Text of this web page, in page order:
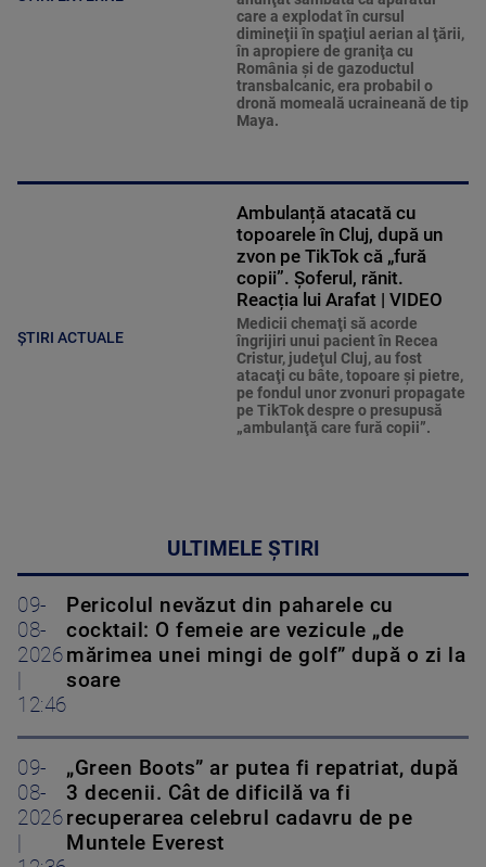
care a explodat în cursul
dimineţii în spaţiul aerian al ţării,
în apropiere de graniţa cu
România şi de gazoductul
transbalcanic, era probabil o
dronă momeală ucraineană de tip
Maya.
ȘTIRI ACTUALE
Ambulanță atacată cu
topoarele în Cluj, după un
zvon pe TikTok că „fură
copii”. Șoferul, rănit.
Reacția lui Arafat | VIDEO
Medicii chemaţi să acorde
îngrijiri unui pacient în Recea
Cristur, judeţul Cluj, au fost
atacaţi cu bâte, topoare şi pietre,
pe fondul unor zvonuri propagate
pe TikTok despre o presupusă
„ambulanţă care fură copii”.
ULTIMELE ȘTIRI
09-
08-
2026
|
12:46
Pericolul nevăzut din paharele cu
cocktail: O femeie are vezicule „de
mărimea unei mingi de golf” după o zi la
soare
09-
08-
2026
|
„Green Boots” ar putea fi repatriat, după
3 decenii. Cât de dificilă va fi
recuperarea celebrul cadavru de pe
Muntele Everest